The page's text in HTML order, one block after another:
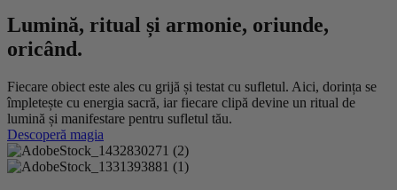
Lumină, ritual și armonie, oriunde,
oricând.
Fiecare obiect este ales cu grijă și testat cu sufletul. Aici, dorința se
împletește cu energia sacră, iar fiecare clipă devine un ritual de
lumină și manifestare pentru sufletul tău.
Descoperă magia